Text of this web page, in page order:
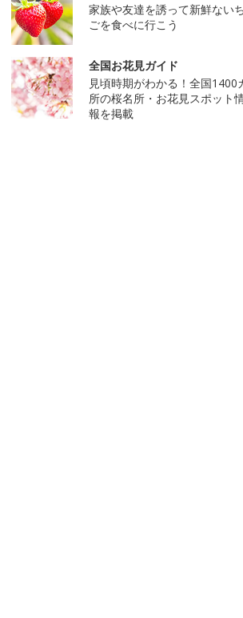
家族や友達を誘って新鮮ない
ごを食べに行こう
全国お花見ガイド
見頃時期がわかる！全国1400
所の桜名所・お花見スポット
報を掲載